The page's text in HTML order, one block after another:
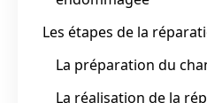
Les étapes de la
La préparation du
La réalisation de la